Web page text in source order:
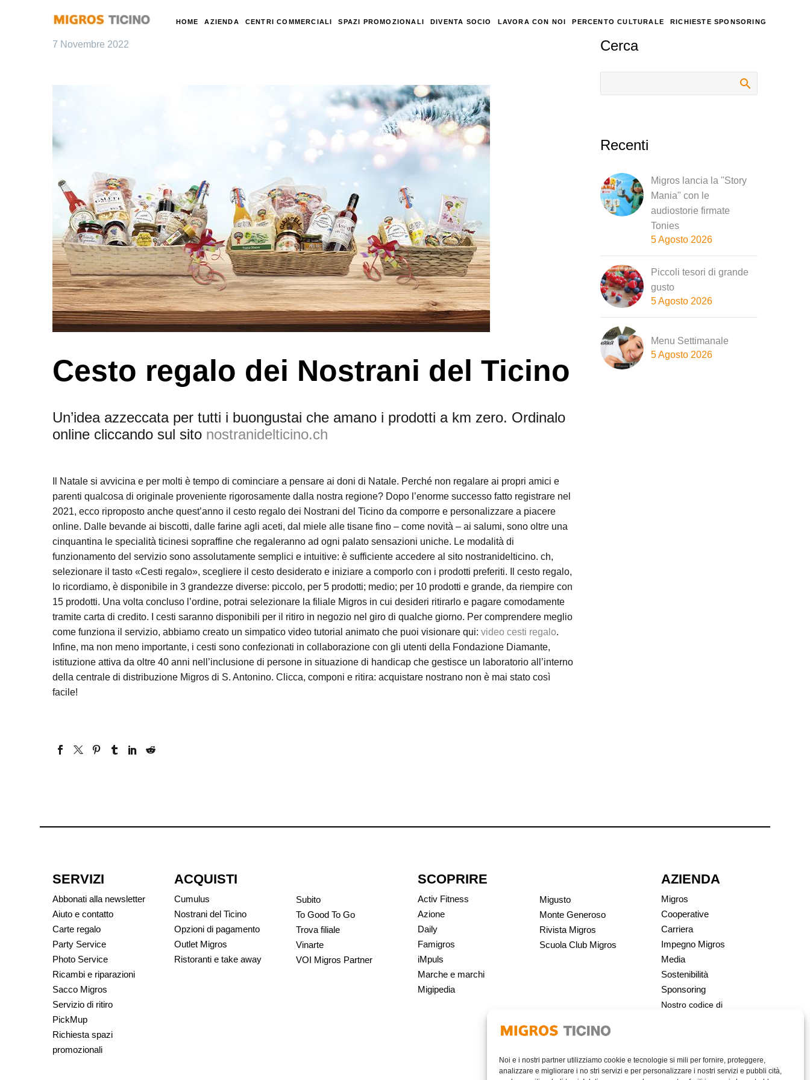
Noi e i nostri partner utilizziamo cookie e tecnologie si mili per fornire, proteggere,
analizzare e migliorare i no stri servizi e per personalizzare i nostri servizi e pubbli cità,
HOME AZIENDA CENTRI COMMERCIALI SPAZI PROMOZIONALI DIVENTA SOCIO LAVORA CON NOI PERCENTO CULTURALE RICHIESTE SPONSORING
7 Novembre 2022
Cesto regalo dei Nostrani del Ticino
Un’idea azzeccata per tutti i buongustai che amano i prodotti a km zero. Ordinalo
online cliccando sul sito nostranidelticino.ch
Il Natale si avvicina e per molti è tempo di cominciare a pensare ai doni di Natale. Perché non regalare ai propri amici e
parenti qualcosa di originale proveniente rigorosamente dalla nostra regione? Dopo l’enorme successo fatto registrare nel
2021, ecco riproposto anche quest’anno il cesto regalo dei Nostrani del Ticino da comporre e personalizzare a piacere
online. Dalle bevande ai biscotti, dalle farine agli aceti, dal miele alle tisane fino – come novità – ai salumi, sono oltre una
cinquantina le specialità ticinesi sopraffine che regaleranno ad ogni palato sensazioni uniche. Le modalità di
funzionamento del servizio sono assolutamente semplici e intuitive: è sufficiente accedere al sito nostranidelticino. ch,
selezionare il tasto «Cesti regalo», scegliere il cesto desiderato e iniziare a comporlo con i prodotti preferiti. Il cesto regalo,
lo ricordiamo, è disponibile in 3 grandezze diverse: piccolo, per 5 prodotti; medio; per 10 prodotti e grande, da riempire con
15 prodotti. Una volta concluso l’ordine, potrai selezionare la filiale Migros in cui desideri ritirarlo e pagare comodamente
tramite carta di credito. I cesti saranno disponibili per il ritiro in negozio nel giro di qualche giorno. Per comprendere meglio
come funziona il servizio, abbiamo creato un simpatico video tutorial animato che puoi visionare qui: video cesti regalo.
Infine, ma non meno importante, i cesti sono confezionati in collaborazione con gli utenti della Fondazione Diamante,
istituzione attiva da oltre 40 anni nell’inclusione di persone in situazione di handicap che gestisce un laboratorio all’interno
della centrale di distribuzione Migros di S. Antonino. Clicca, componi e ritira: acquistare nostrano non è mai stato così
facile!
Cerca
Recenti
Migros lancia la "Story
Mania" con le
audiostorie firmate
Tonies
5 Agosto 2026
Piccoli tesori di grande
gusto
5 Agosto 2026
Menu Settimanale
5 Agosto 2026
SERVIZI
Abbonati alla newsletter
Aiuto e contatto
Carte regalo
Party Service
Photo Service
Ricambi e riparazioni
Sacco Migros
Servizio di ritiro
PickMup
Richiesta spazi
promozionali
ACQUISTI
Cumulus
Nostrani del Ticino
Opzioni di pagamento
Outlet Migros
Ristoranti e take away
Subito
To Good To Go
Trova filiale
Vinarte
VOI Migros Partner
SCOPRIRE
Activ Fitness
Azione
Daily
Famigros
iMpuls
Marche e marchi
Migipedia
Migusto
Monte Generoso
Rivista Migros
Scuola Club Migros
AZIENDA
Migros
Cooperative
Carriera
Impegno Migros
Media
Sostenibilità
Sponsoring
Nostro codice di